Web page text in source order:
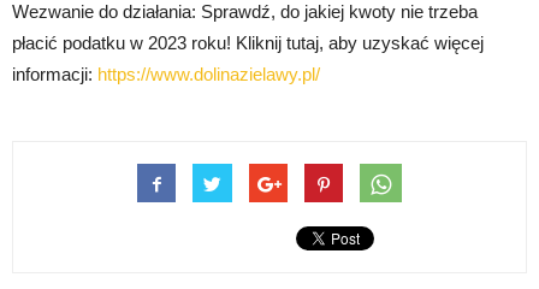
Wezwanie do działania: Sprawdź, do jakiej kwoty nie trzeba
płacić podatku w 2023 roku! Kliknij tutaj, aby uzyskać więcej
informacji: https://www.dolinazielawy.pl/